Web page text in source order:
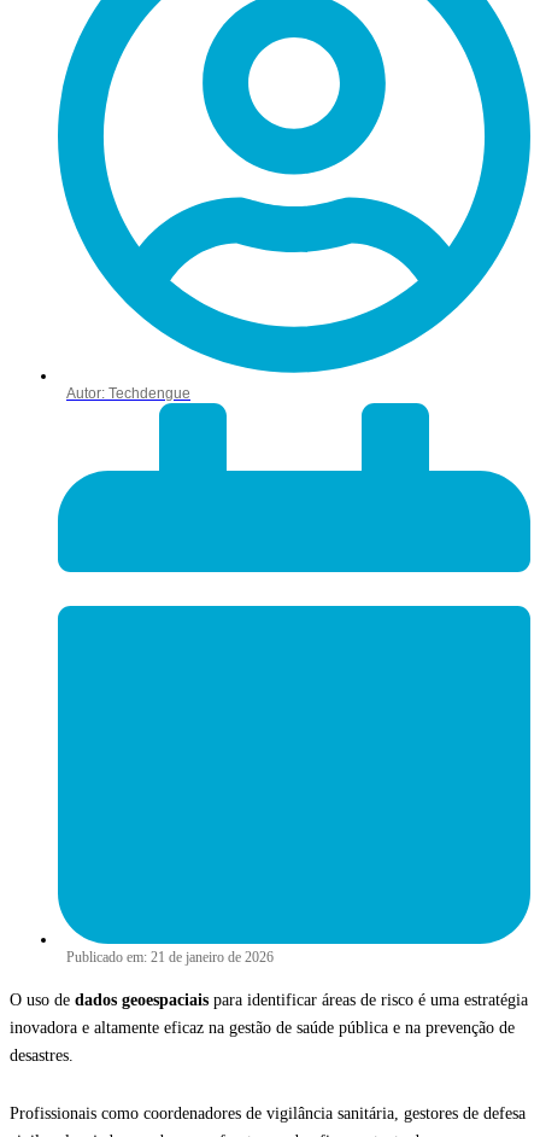
Autor: Techdengue
Publicado em: 21 de janeiro de 2026
O uso de dados geoespaciais para identificar áreas de risco é uma estratégia
inovadora e altamente eficaz na gestão de saúde pública e na prevenção de
desastres.
Profissionais como coordenadores de vigilância sanitária, gestores de defesa